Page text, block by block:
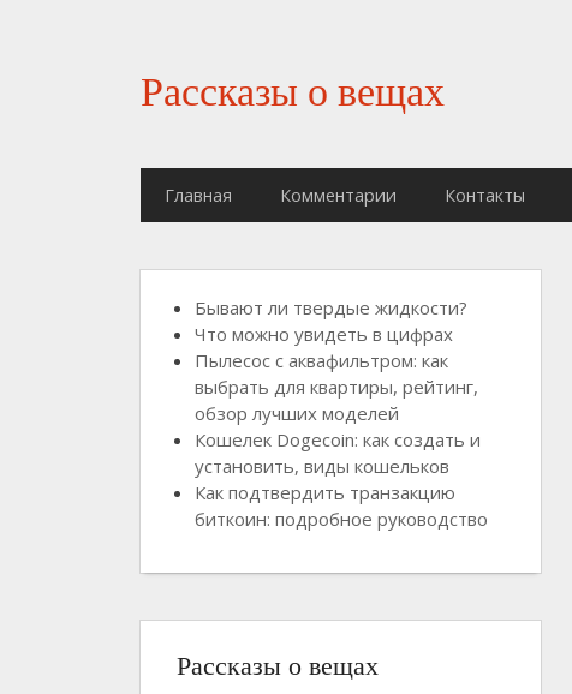
Рассказы о вещах
Главная Комментарии Контакты
Бывают ли твердые жидкости?
Что можно увидеть в цифрах
Пылесос с аквафильтром: как
выбрать для квартиры, рейтинг,
обзор лучших моделей
Кошелек Dogecoin: как создать и
установить, виды кошельков
Как подтвердить транзакцию
биткоин: подробное руководство
Рассказы о вещах